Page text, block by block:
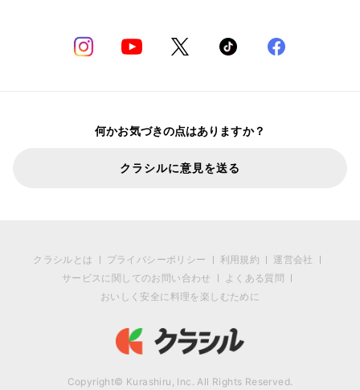
何かお気づきの点はありますか？
クラシルに意見を送る
クラシルとは プライバシーポリシー 利用規約
運営会社
サービスに関してのお問い合わせ
よくある質問
おいしく安全に料理を楽しむために
Copyright© Kurashiru, Inc. All Rights Reserved.